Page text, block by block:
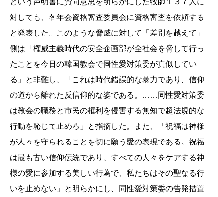
対しても、各年会資格審査委員会に資格審査を依頼する
と発表した。このような脅威に対して「差別を越えて」
側は「権威主義時代の安全企画部が全社会を脅して行っ
たことを今日の韓国教会で同性愛対策委が真似してい
る」と非難し、「これは時代錯誤的な暴力であり、信仰
の道から離れた反信仰的な姿である。……同性愛対策委
は教会の職務と市民の権利を侵害する無知で超法規的な
行動を恥じて止めろ」と指摘した。また、「祝福は神様
が人々を守られることを切に願う愛の表現である。祝福
は最も古い信仰伝統であり、すべての人々をケアする神
様の愛に参加する美しい行為で、私たちはその聖なる行
いを止めない」と明らかにし、同性愛対策委の告発措置